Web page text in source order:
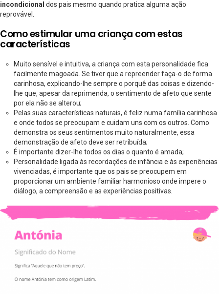
incondicional dos pais mesmo quando pratica alguma ação
reprovável.
Como estimular uma criança com estas
características
Muito sensível e intuitiva, a criança com esta personalidade fica
facilmente magoada. Se tiver que a repreender faça-o de forma
carinhosa, explicando-lhe sempre o porquê das coisas e dizendo-
lhe que, apesar da reprimenda, o sentimento de afeto que sente
por ela não se alterou;
Pelas suas características naturais, é feliz numa família carinhosa
e onde todos se preocupam e cuidam uns com os outros. Como
demonstra os seus sentimentos muito naturalmente, essa
demonstração de afeto deve ser retribuída;
É importante dizer-lhe todos os dias o quanto é amada;
Personalidade ligada às recordações de infância e às experiências
vivenciadas, é importante que os pais se preocupem em
proporcionar um ambiente familiar harmonioso onde impere o
diálogo, a compreensão e as experiências positivas.